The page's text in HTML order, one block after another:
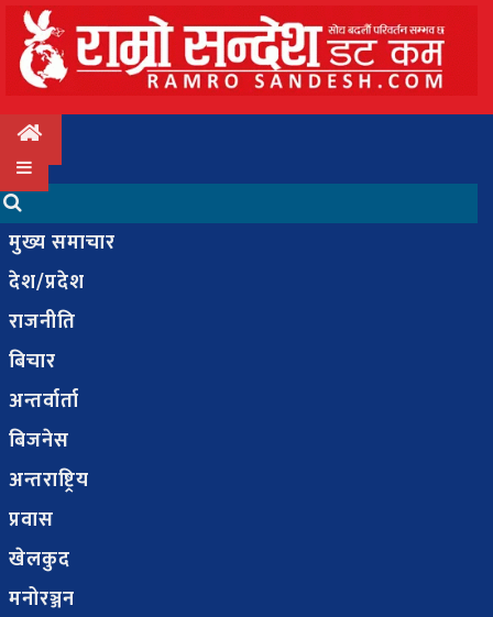
मुख्य
समाचार
देश/
प्रदेश
राजनीति
बिचार
अन्तर्वार्ता
बिजनेस
अन्तराष्ट्रिय
प्रवास
मुख्य समाचार
देश/प्रदेश
राजनीति
बिचार
अन्तर्वार्ता
बिजनेस
अन्तराष्ट्रिय
प्रवास
खेलकुद
मनोरञ्जन